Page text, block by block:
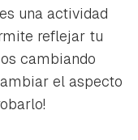
una actividad
reflejar tu
cambiando
el aspecto